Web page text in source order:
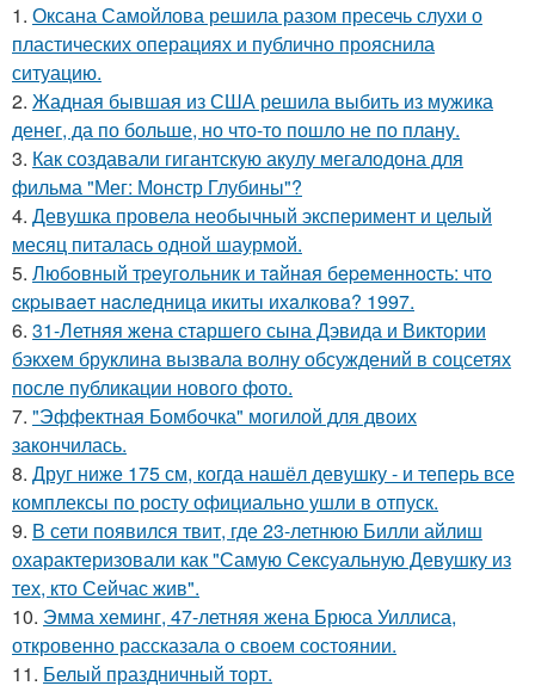
1. Оксана Самойлова решила разом пресечь слухи о
пластических операциях и публично прояснила
ситуацию.
2. Жадная бывшая из США решила выбить из мужика
денег, да по больше, но что-то пошло не по плану.
3. Как создавали гигантскую акулу мегалодона для
фильма "Мег: Монстр Глубины"?
4. Девушка провела необычный эксперимент и целый
месяц питалась одной шаурмой.
5. Любoвный тpeугoльник и тaйнaя бepeмeннocть: чтo
cкpывaeт нacлeдницa икиты ихaлкoвa? 1997.
6. 31-Летняя жена старшего сына Дэвида и Виктории
бэкхем бруклина вызвала волну обсуждений в соцсетях
после публикации нового фото.
7. "Эффектная Бомбочка" могилой для двоих
закончилась.
8. Друг ниже 175 см, когда нашёл девушку - и теперь все
комплексы по росту официально ушли в отпуск.
9. В сети появился твит, где 23-летнюю Билли айлиш
охарактеризовали как "Самую Сексуальную Девушку из
тех, кто Сейчас жив".
10. Эмма хеминг, 47-летняя жена Брюса Уиллиса,
откровенно рассказала о своем состоянии.
11. Белый праздничный торт.